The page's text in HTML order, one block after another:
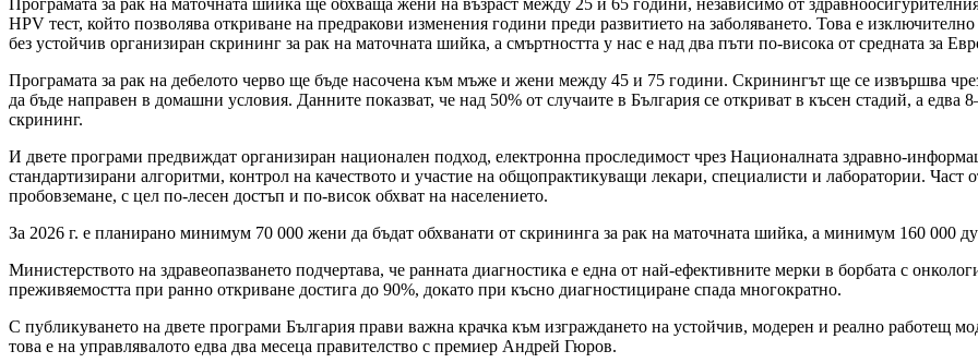
Програмата за рак на маточната шийка ще обхваща жени на възраст между 25 и 65 години, независимо от
HPV тест, който позволява откриване на предракови изменения години преди развитието на заболяването. Това е
без устойчив организиран скрининг за рак на маточната шийка, а смъртността у нас е над два пъти по-висока от средната за
Програмата за рак на дебелото черво ще бъде насочена към мъже и жени между 45 и 75 години. Скринингът ще се извършва
да бъде направен в домашни условия. Данните показват, че над 50% от случаите в България се откриват в късен стадий, а едва
скрининг.
И двете програми предвиждат организиран национален подход, електронна проследимост чрез Националната здравно-
стандартизирани алгоритми, контрол на качеството и участие на общопрактикуващи лекари, специалисти и лаборатории. Част
пробовземане, с цел по-лесен достъп и по-висок обхват на населението.
За 2026 г. е планирано минимум 70 000 жени да бъдат обхванати от скрининга за рак на маточната шийка, а минимум 160 000
Министерството на здравеопазването подчертава, че ранната диагностика е една от най-ефективните мерки в борбата с
преживяемостта при ранно откриване достига до 90%, докато при късно диагностициране спада многократно.
С публикуването на двете програми България прави важна крачка към изграждането на устойчив, модерен и реално работещ
това е на управлявалото едва два месеца правителство с премиер Андрей Гюров.